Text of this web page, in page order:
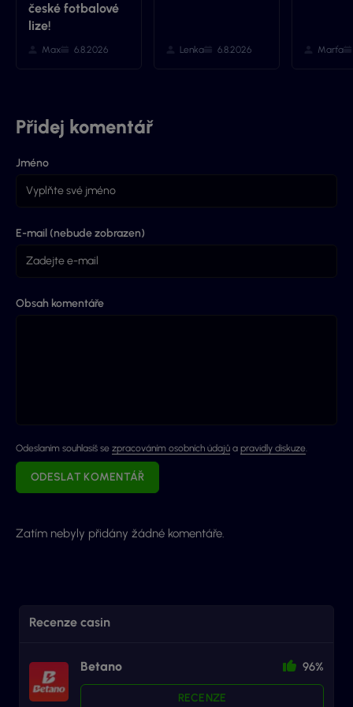
české fotbalové
lize!
Max 6.8.2026 Lenka 6.8.2026 Marťa
Přidej komentář
Jméno
E-mail (nebude zobrazen)
Obsah komentáře
Odeslaním souhlasíš se zpracováním osobních údajů a pravidly diskuze.
ODESLAT KOMENTÁŘ
Zatím nebyly přidány žádné komentáře.
Recenze casin
Betano 96%
RECENZE